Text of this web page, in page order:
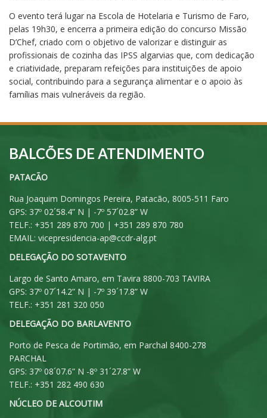
O evento terá lugar na Escola de Hotelaria e Turismo de Faro,
pelas 19h30, e encerra a primeira edição do concurso Missão
D’Chef, criado com o objetivo de valorizar e distinguir as
profissionais de cozinha das IPSS algarvias que, com dedicação
e criatividade, preparam refeições para instituições de apoio
social, contribuindo para a segurança alimentar e o apoio às
famílias mais vulneráveis da região.
BALCÕES DE ATENDIMENTO
PATACÃO
Rua Joaquim Domingos Pereira, Patacão, 8005-511 Faro
GPS: 37º 02´58.4” N | -7º 57´02.8” W
TELF.: +351 289 870 700 | +351 289 870 780
EMAIL: vicepresidencia-ap@ccdr-alg.pt
DELEGAÇÃO DO SOTAVENTO
Largo de Santo Amaro, em Tavira 8800-703 TAVIRA
GPS: 37º 07´14.2” N | -7º 39´17.8” W
TELF.: +351 281 320 050
DELEGAÇÃO DO BARLAVENTO
Porto de Pesca de Portimão, em Parchal 8400-278
PARCHAL
GPS: 37º 08´07.6” N -8º 31´27.8” W
TELF.: +351 282 490 630
NÚCLEO DE ALCOUTIM